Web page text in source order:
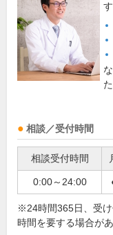
す
相談／受付時間
相談受付時間
0:00～24:00
※24時間365日、受
時間を要する場合があ